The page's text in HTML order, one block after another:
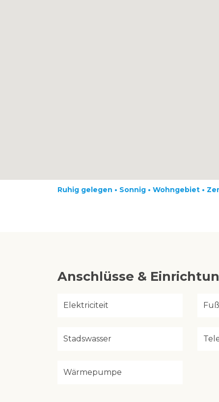
Ruhig gelegen • Sonnig • Wohngebiet •
Anschlüsse &
Elektriciteit
Stadswasser
Wärmepumpe